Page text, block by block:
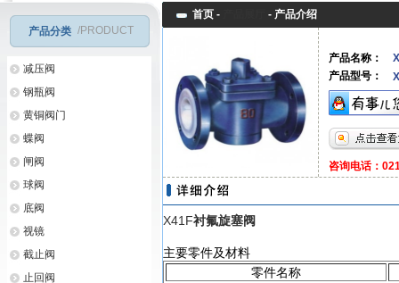
产品分类 /PRODUCT
减压阀
钢瓶阀
黄铜阀门
蝶阀
闸阀
球阀
底阀
视镜
截止阀
止回阀
首页 - - 产品介绍
产品名称：
产品型号：
咨询电话：
X41F衬氟旋塞阀
主要零件及材料
零件名称